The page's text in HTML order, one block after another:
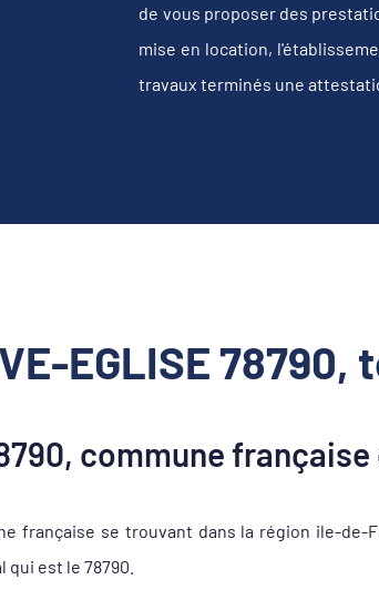
de vous proposer des
mise en location,
travaux terminés une
EGLISE
commune
française se trouvant dans la région ile-
est le 78790.